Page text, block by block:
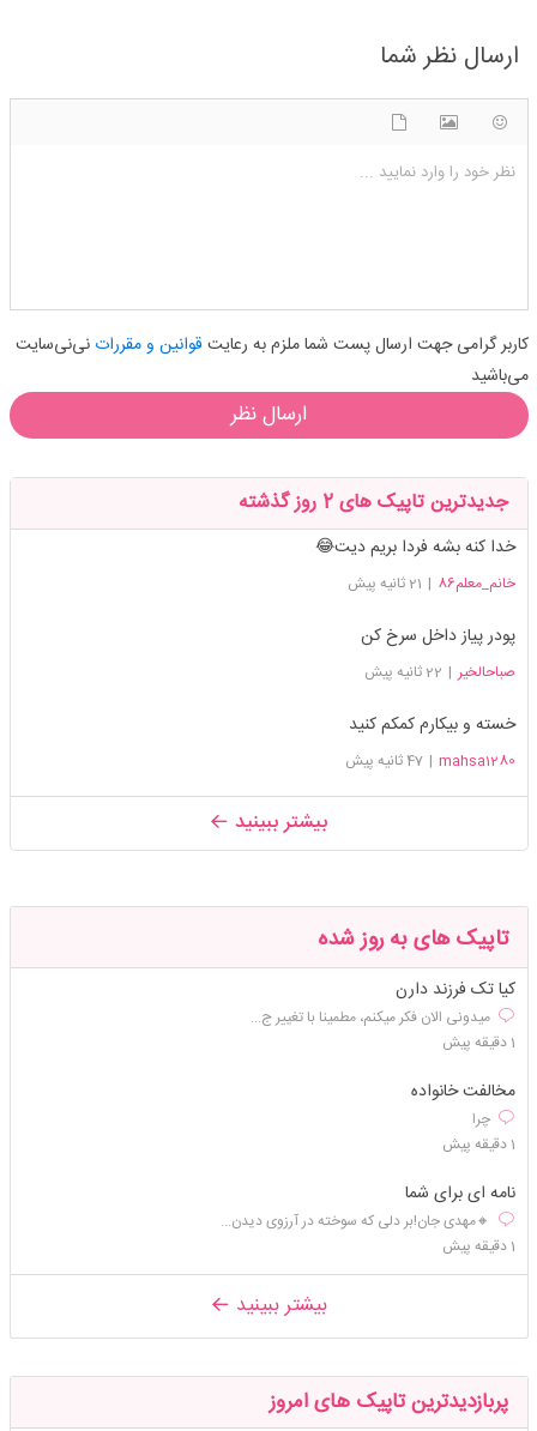
ارسال نظر شما
نظر خود را وارد نمایید ...
کاربر گرامی جهت ارسال پست شما ملزم به رعایت قوانین و مقرراتنی‌نی‌سایت
می‌باشید
ارسال نظر
جدیدترین تاپیک های 2 روز گذشته
خدا کنه بشه فردا بریم دیت😂
خانم_معلم86 | 21 ثانیه پیش
پودر پیاز داخل سرخ کن
صباحالخیر | 22 ثانیه پیش
خسته و بیکارم کمکم کنید
mahsa1280
| 47 ثانیه پیش
بیشتر ببینید
تاپیک های به روز شده
کیا تک فرزند دارن
میدونی الان فکر میکنم، مطمینا با تغییر ج...
1 دقیقه پیش
مخالفت خانواده
چرا
1 دقیقه پیش
نامه ای برای شما
🔸مهدی جان!بر دلی که سوخته در آرزوی دیدن...
1 دقیقه پیش
بیشتر ببینید
پربازدیدترین تاپیک های امروز